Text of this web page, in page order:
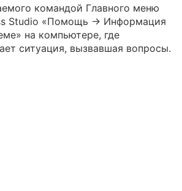
командой Главного меню
Studio «Помощь → Информация
на компьютере, где
ситуация, вызвавшая вопросы.